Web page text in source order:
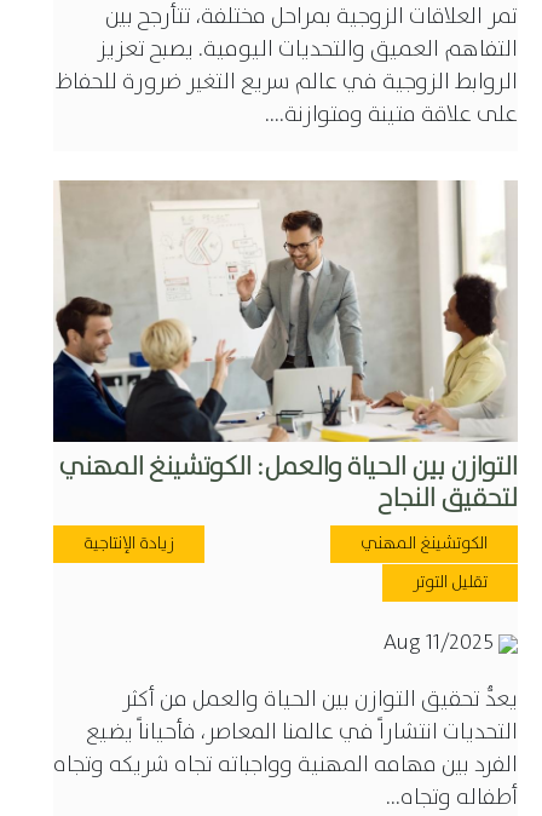
تمر العلاقات الزوجية بمراحل مختلفة، تتأرجح بين
التفاهم العميق والتحديات اليومية. يصبح تعزيز
الروابط الزوجية في عالم سريع التغير ضرورة للحفاظ
على علاقة متينة ومتوازنة....
التوازن بين الحياة والعمل: الكوتشينغ المهني
لتحقيق النجاح
الكوتشينغ المهني
زيادة الإنتاجية
تقليل التوتر
يعدُّ تحقيق التوازن بين الحياة والعمل من أكثر
التحديات انتشاراً في عالمنا المعاصر، فأحياناً يضيع
الفرد بين مهامه المهنية وواجباته تجاه شريكه وتجاه
أطفاله وتجاه...